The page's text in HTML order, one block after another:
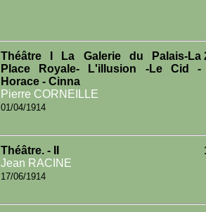
Théâtre I La Galerie du Palais-La
Place Royale- L'illusion -Le Cid -
Horace - Cinna
Pierre CORNEILLE
01/04/1914
Théâtre. - II
Jean RACINE
17/06/1914